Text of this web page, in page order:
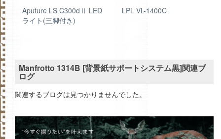
Aputure LS C300dⅡ LED
ライト(三脚付き)
LPL VL-1400C
Manfrotto 1314B [背景紙サポートシステム黒]関連ブ
ログ
関連するブログは見つかりませんでした。